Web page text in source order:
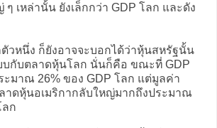
เหล่านั้น ยังเล็กกว่า GDP โลก และดัง
วหนึ่ง ก็ยังอาจจะบอกได้ว่าหุ้นสหรัฐนั้น
ยบกับตลาดหุ้นโลก นั่นก็คือ ขณะที่ GDP
มาณ 26% ของ GDP โลก แต่มูลค่า
ลาดหุ้นอเมริกากลับใหญ่มากถึงประมาณ
ลก